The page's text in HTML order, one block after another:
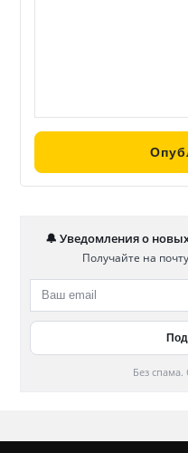
🔔 Уведомления о
Получайте на
Без спама.